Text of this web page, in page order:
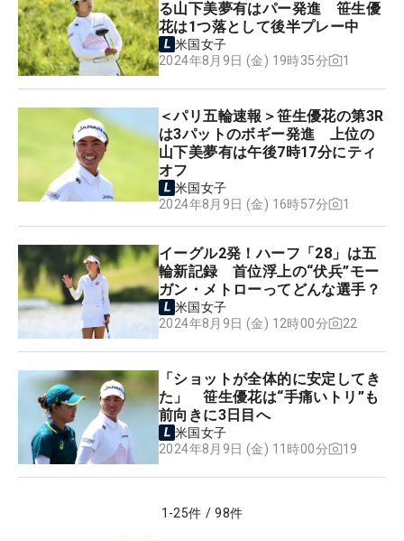
る山下美夢有はパー発進 笹生優
花は1つ落として後半プレー中
米国女子
2024年8月9日 (金) 19時35分
1
＜パリ五輪速報＞笹生優花の第3R
は3パットのボギー発進 上位の
山下美夢有は午後7時17分にティ
オフ
米国女子
2024年8月9日 (金) 16時57分
1
イーグル2発！ハーフ「28」は五
輪新記録 首位浮上の“伏兵”モー
ガン・メトローってどんな選手？
米国女子
2024年8月9日 (金) 12時00分
22
「ショットが全体的に安定してき
た」 笹生優花は“手痛いトリ”も
前向きに3日目へ
米国女子
2024年8月9日 (金) 11時00分
19
1 -25件 / 98件